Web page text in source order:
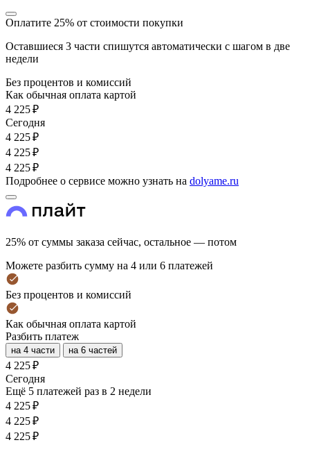
Оплатите 25% от стоимости покупки
Оставшиеся 3 части спишутся автоматически с шагом в две
недели
Без процентов и комиссий
Как обычная оплата картой
4 225 ₽
Cегодня
4 225 ₽
4 225 ₽
4 225 ₽
Подробнее о сервисе можно узнать на dolyame.ru
25% от суммы заказа сейчас, остальное — потом
Можете разбить сумму на 4 или 6 платежей
Без процентов и комиссий
Как обычная оплата картой
Разбить платеж
на 4 части на 6 частей
4 225 ₽
Cегодня
Ещё 5 платежей раз в 2 недели
4 225 ₽
4 225 ₽
4 225 ₽